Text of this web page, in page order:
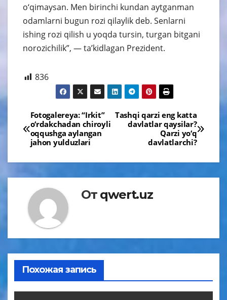
o‘qimaysan. Men birinchi kundan aytganman
odamlarni bugun rozi qilaylik deb. Senlarni
ishing rozi qilish u yoqda tursin, turgan bitgani
norozichilik”, — ta’kidlagan Prezident.
836
Навигация
по
записям
Tashqi qarzi eng katta
davlatlar qaysilar?
Qarzi yo‘q
davlatlarchi?
Fotogalereya: “Irkit”
o‘rdakchadan chiroyli
oqqushga aylangan
jahon yulduzlari
От qwert.uz
Похожая запись